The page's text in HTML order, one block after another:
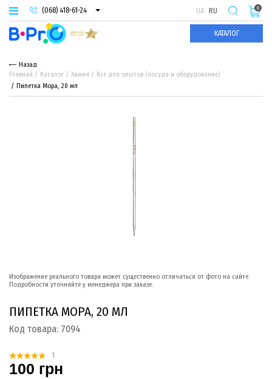
(068) 418-61-24
(093) 974-66-94
(095) 987-29-55
UA RU
КАТАЛОГ
0
Назад
Главная
Каталог Химия
Все для опытов (посуда и оборудование)
Пипетка Мора, 20 мл
Изображение реального товара может существенно отличаться от фото на сайте.
Подробности уточняйте у менеджера при заказе.
ПИПЕТКА МОРА, 20 МЛ
Код товара: 7094
1
100 грн